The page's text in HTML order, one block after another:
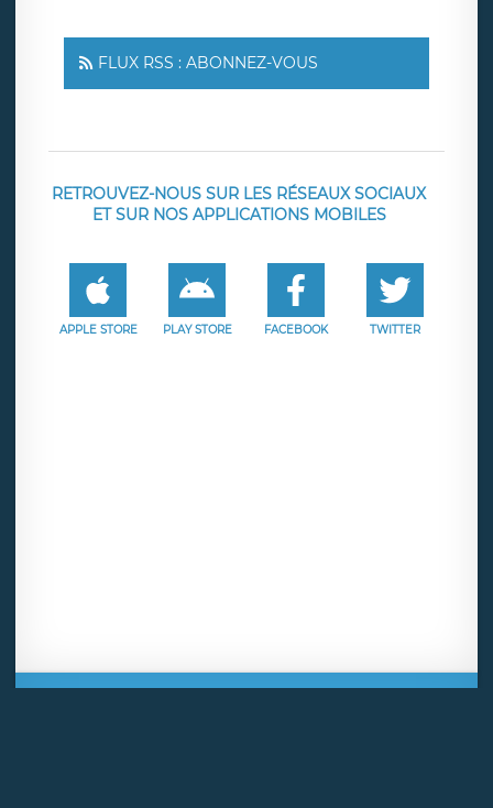
FLUX RSS : ABONNEZ-VOUS
RETROUVEZ-NOUS SUR LES RÉSEAUX SOCIAUX
ET SUR NOS APPLICATIONS MOBILES
APPLE STORE PLAY STORE FACEBOOK TWITTER